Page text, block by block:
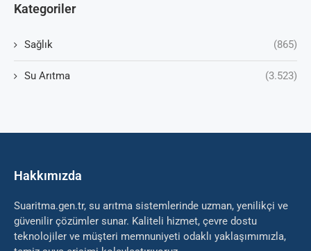
Kategoriler
Sağlık (865)
Su Arıtma (3.523)
Hakkımızda
Suaritma.gen.tr, su arıtma sistemlerinde uzman, yenilikçi ve
güvenilir çözümler sunar. Kaliteli hizmet, çevre dostu
teknolojiler ve müşteri memnuniyeti odaklı yaklaşımımızla,